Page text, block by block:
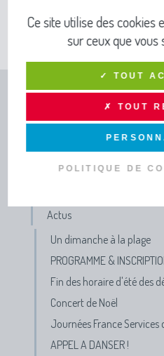
INFOS
PUBLICATIONS
TOUTE L’INFO DRAGA
Actus
Un dimanche à la plage
PROGRAMME &
Fin des horaire d'été des
Concert de Noël
Journées France
APPEL A DANSER !
Ce site utilise des cookies
sur ceux que vous
✓ TOUT
✗ TOUT
POLITIQUE DE